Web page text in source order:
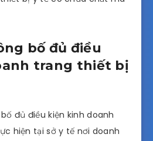
bố đủ điều
trang thiết bị
đủ điều kiện kinh doanh
hiện tại sở y tế nơi doanh